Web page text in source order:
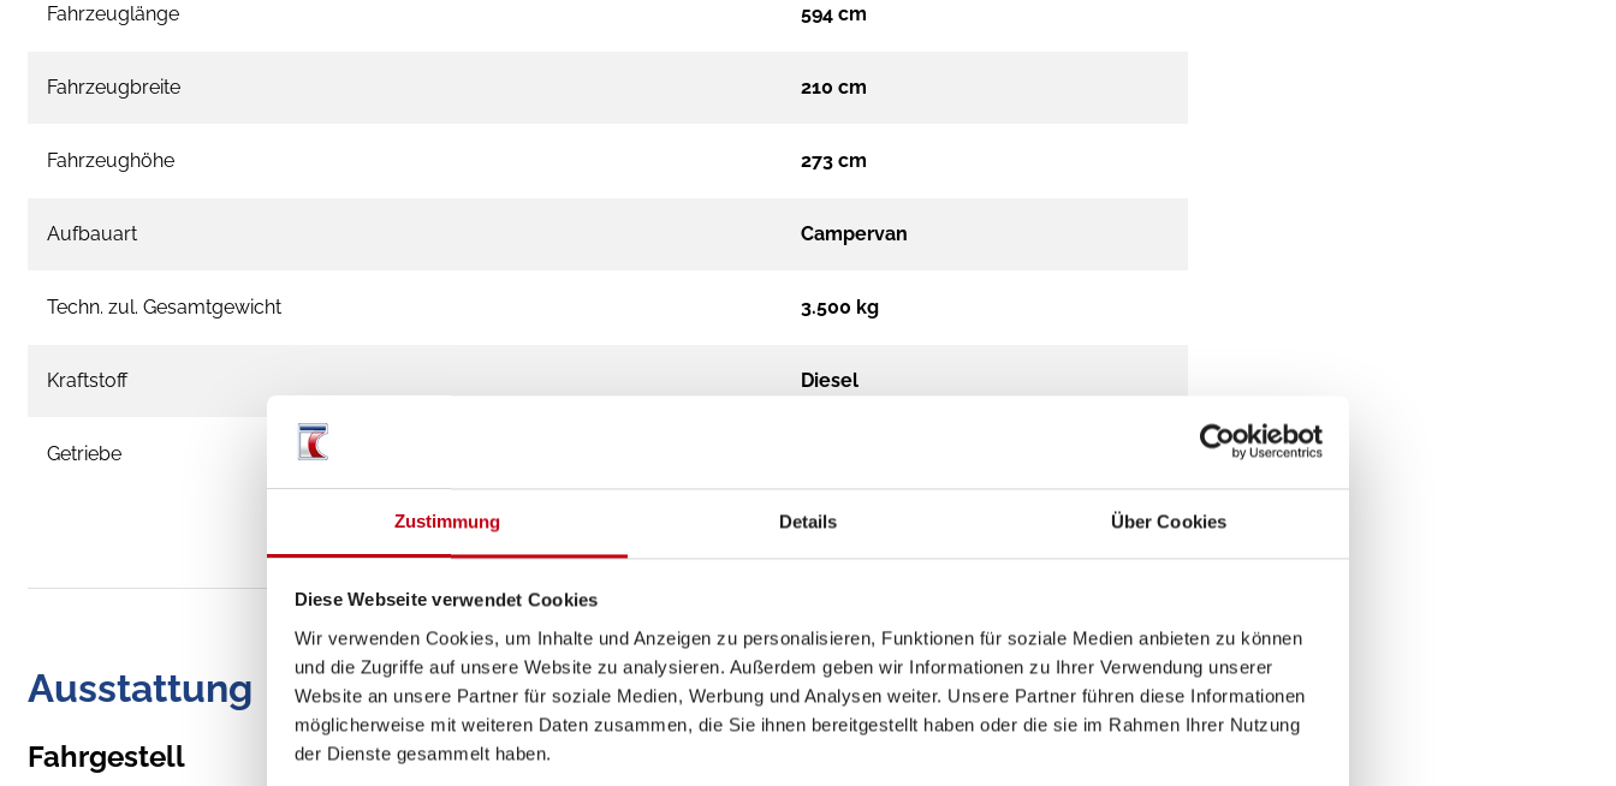
Zustimmung Details Über Cookies
Diese Webseite verwendet Cookies
Wir verwenden Cookies, um Inhalte und Anzeigen zu personalisieren, Funktionen für soziale Medien anbieten zu können
und die Zugriffe auf unsere Website zu analysieren. Außerdem geben wir Informationen zu Ihrer Verwendung unserer
Website an unsere Partner für soziale Medien, Werbung und Analysen weiter. Unsere Partner führen diese Informationen
möglicherweise mit weiteren Daten zusammen, die Sie ihnen bereitgestellt haben oder die sie im Rahmen Ihrer Nutzung
der Dienste gesammelt haben.
Fahrzeuglänge 594 cm
Fahrzeugbreite 210 cm
Fahrzeughöhe 273 cm
Aufbauart Campervan
Techn. zul. Gesamtgewicht 3.500 kg
Kraftstoff Diesel
Getriebe
Ausstattung
Fahrgestell